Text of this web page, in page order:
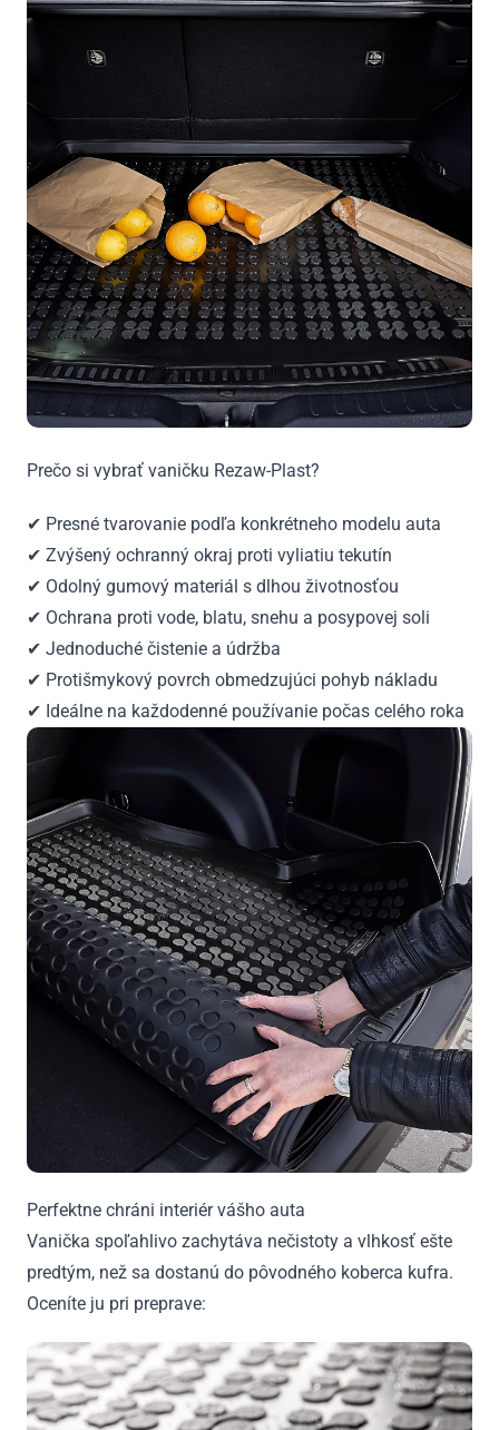
Prečo si vybrať vaničku Rezaw-Plast?
✔ Presné tvarovanie podľa konkrétneho modelu auta
✔ Zvýšený ochranný okraj proti vyliatiu tekutín
✔ Odolný gumový materiál s dlhou životnosťou
✔ Ochrana proti vode, blatu, snehu a posypovej soli
✔ Jednoduché čistenie a údržba
✔ Protišmykový povrch obmedzujúci pohyb nákladu
✔ Ideálne na každodenné používanie počas celého roka
Perfektne chráni interiér vášho auta
Vanička spoľahlivo zachytáva nečistoty a vlhkosť ešte
predtým, než sa dostanú do pôvodného koberca kufra.
Oceníte ju pri preprave: